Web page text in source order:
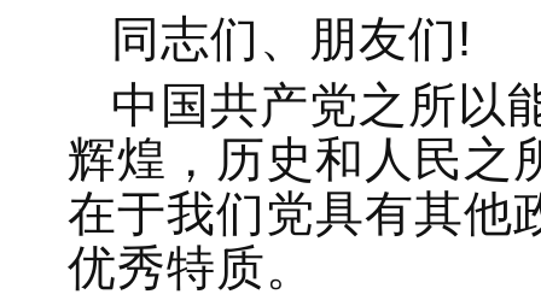
同志们、朋友们!
中国共产党之所以
辉煌，历史和人民之
在于我们党具有其他
优秀特质。